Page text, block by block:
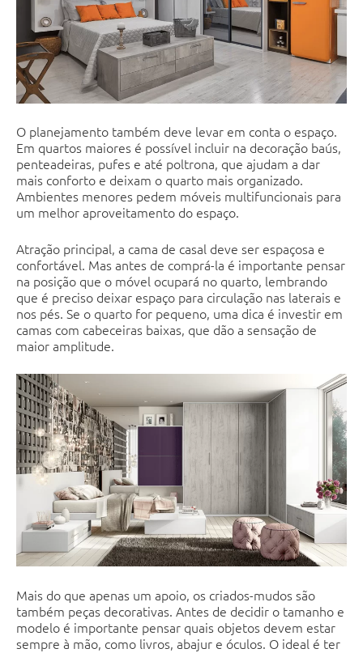
O planejamento também deve levar em conta o espaço.
Em quartos maiores é possível incluir na decoração baús,
penteadeiras, pufes e até poltrona, que ajudam a dar
mais conforto e deixam o quarto mais organizado.
Ambientes menores pedem móveis multifuncionais para
um melhor aproveitamento do espaço.
Atração principal, a cama de casal deve ser espaçosa e
confortável. Mas antes de comprá-la é importante pensar
na posição que o móvel ocupará no quarto, lembrando
que é preciso deixar espaço para circulação nas laterais e
nos pés. Se o quarto for pequeno, uma dica é investir em
camas com cabeceiras baixas, que dão a sensação de
maior amplitude.
Mais do que apenas um apoio, os criados-mudos são
também peças decorativas. Antes de decidir o tamanho e
modelo é importante pensar quais objetos devem estar
sempre à mão, como livros, abajur e óculos. O ideal é ter